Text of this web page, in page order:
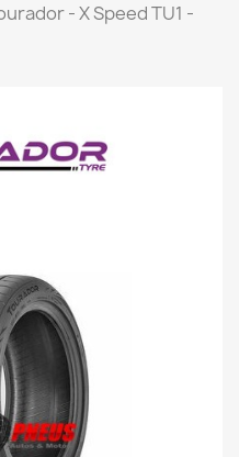
- X Speed TU1 -